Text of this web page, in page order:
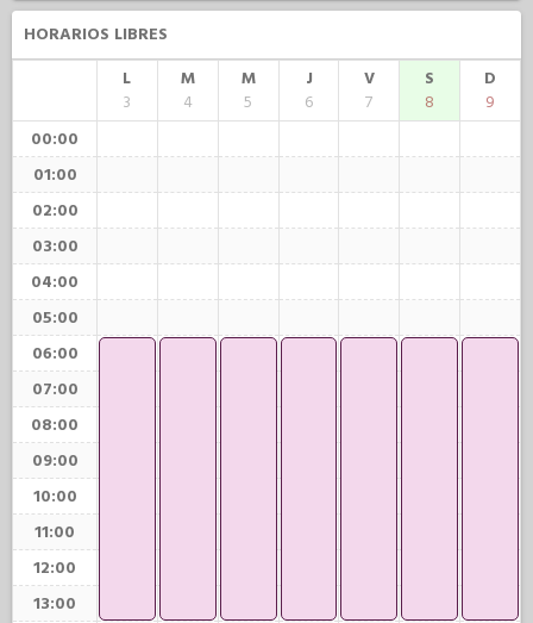
HORARIOS LIBRES
L
3
M
4
M
5
J
6
V
7
S
8
D
9
00:00
01:00
02:00
03:00
04:00
05:00
06:00
07:00
08:00
09:00
10:00
11:00
12:00
13:00